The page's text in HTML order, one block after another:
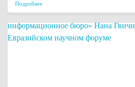
Подробнее